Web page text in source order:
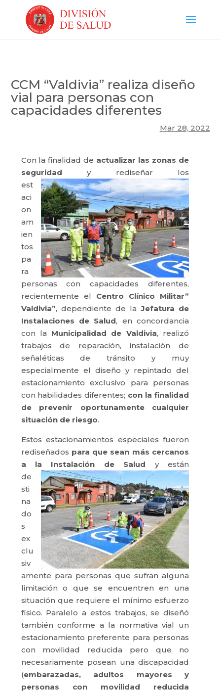
CCM “Valdivia” realiza diseño
vial para personas con
capacidades diferentes
Mar 28, 2022
Con la finalidad de actualizar las zonas de
seguridad
y rediseñar los
est
aci
on
am
ien
tos
pa
ra
personas con capacidades diferentes,
recientemente el Centro Clínico Militar”
Valdivia”, dependiente de laJefatura de
Instalaciones de Salud, en concordancia
con la Municipalidad de Valdivia, realizó
trabajos de reparación, instalación de
señaléticas de tránsito y muy
especialmente el diseño y repintado del
estacionamiento exclusivo para personas
con habilidades diferentes; con la finalidad
de prevenir oportunamente cualquier
situación de riesgo.
Estos estacionamientos especiales fueron
rediseñados para que sean más cercanos
a la Instalación de Salud y están
de
sti
na
do
s
ex
clu
siv
amente para personas que sufran alguna
limitación o que se encuentren en una
situación que requiere el mínimo esfuerzo
físico. Paralelo a estos trabajos, se diseñó
también conforme a la normativa vial un
estacionamiento preferente para personas
con movilidad reducida pero que no
necesariamente posean una discapacidad
(embarazadas, adultos mayores y
personas con movilidad reducida